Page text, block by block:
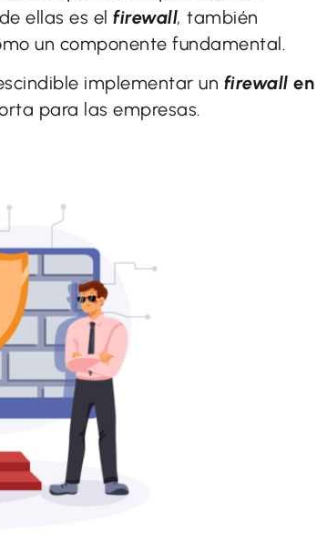
ellas es el firewall, también
un componente fundamental.
implementar un firewall en
para las empresas.